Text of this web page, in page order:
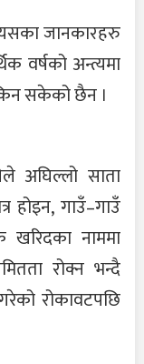
जानकारहरु
वर्षको अन्त्यमा
सकेको छैन ।
अघिल्लो साता
होइन, गाउँ–गाउँ
नाममा
रोक्न भन्दै
गरेको रोकावटपछि